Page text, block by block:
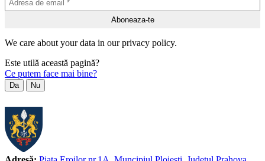
We care about your data in our privacy policy.
Este utilă această pagină?
Ce putem face mai bine?
Da Nu